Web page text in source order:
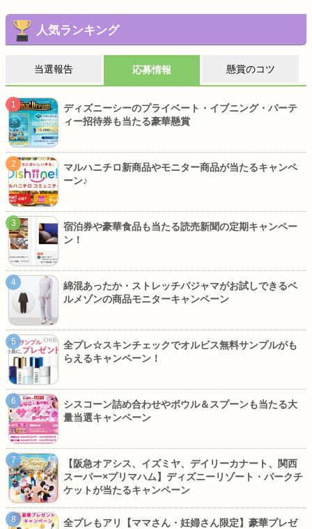
人気ランキング
当選報告 応募情報 懸賞のコツ
ディズニーシーのプライベート・イブニング・パーテ
ィー招待券も当たる豪華懸賞
マルハニチロ新商品やモニター商品が当たるキャンペ
ーン♪
宿泊券や豪華食品も当たる読売新聞の定期キャンペー
ン！
綿混あったか・ストレッチパジャマがお試しできるベ
ルメゾンの商品モニターキャンペーン
全プレ☆スキンチェックでオルビス無料サンプルがも
らえるキャンペーン！
シスコーン詰め合わせやボウル＆スプーンも当たる大
量当選キャンペーン
【阪急オアシス、イズミヤ、デイリーカナート、関西
スーパー×プリマハム】ディズニーリゾート・パークチ
ケットが当たるキャンペーン
全プレもアリ【ママさん・妊婦さん限定】豪華プレゼ